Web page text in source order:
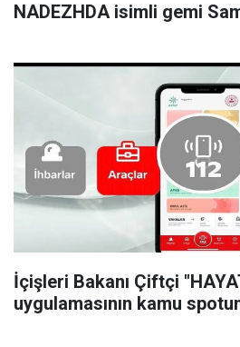
NADEZHDA isimli gemi
İçişleri Bakanı Çiftçi
uygulamasının kamu